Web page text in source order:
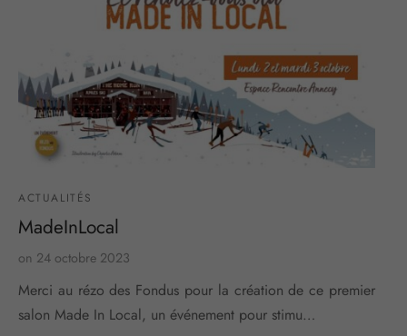
ACTUALITÉS
MadeInLocal
on 24 octobre 2023
Merci au rézo des Fondus pour la création de ce premier
salon Made In Local, un événement pour stimu…